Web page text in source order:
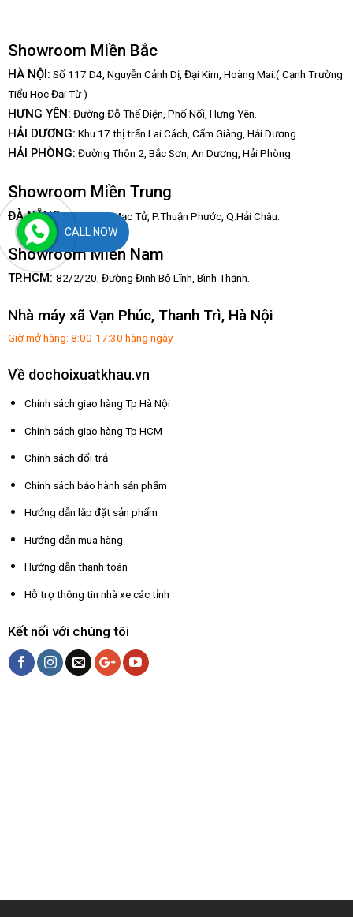
Showroom Miền Bắc
HÀ NỘI: Số 117 D4, Nguyễn Cảnh Dị, Đại Kim, Hoàng Mai.( Cạnh Trường
Tiểu Học Đại Từ )
HƯNG YÊN: Đường Đỗ Thế Diện, Phố Nối, Hưng Yên.
HẢI DƯƠNG: Khu 17 thị trấn Lai Cách, Cẩm Giàng, Hải Dương.
HẢI PHÒNG: Đường Thôn 2, Bắc Sơn, An Dương, Hải Phòng.
Showroom Miền Trung
ĐÀ NẴNG:67/3 Hàn Mạc Tử, P.Thuận Phước, Q.Hải Châu.
Showroom Miền Nam
TP.HCM: 82/2/20, Đường Đinh Bộ Lĩnh, Bình Thạnh.
Nhà máy xã Vạn Phúc, Thanh Trì, Hà Nội
Giờ mở hàng: 8:00-17:30 hàng ngày
Về dochoixuatkhau.vn
Chính sách giao hàng Tp Hà Nội
Chính sách giao hàng Tp HCM
Chính sách đổi trả
Chính sách bảo hành sản phẩm
Hướng dẫn lắp đặt sản phẩm
Hướng dẫn mua hàng
Hướng dẫn thanh toán
Hỗ trợ thông tin nhà xe các tỉnh
Kết nối với chúng tôi
CALL NOW